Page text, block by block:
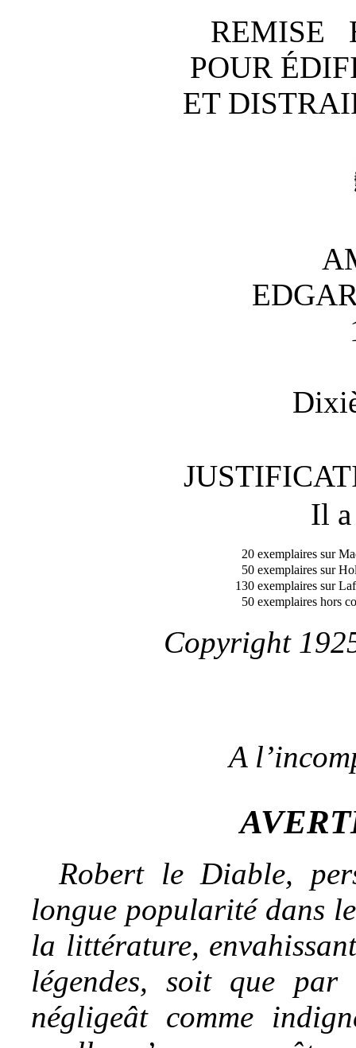
REMISE
POUR
ET
Il
20 exemplaires sur
50 exemplaires sur
130 exemplaires sur
50 exemplaires hors
Copyright
A
Robert le Diable,
longue popularité dans
la littérature,
légendes, soit que par
négligeât comme